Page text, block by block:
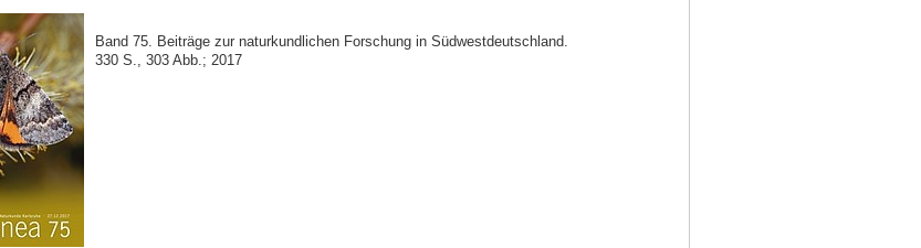
Band 75. Beiträge zur naturkundlichen Forschung in Südwestdeutschland.
330 S., 303 Abb.; 2017